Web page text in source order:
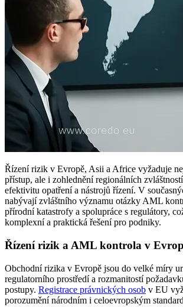
Řízení rizik v Evropě, Asii a Africe vyžaduje
přístup, ale i zohlednění regionálních
efektivitu opatření a nástrojů řízení. V
nabývají zvláštního významu otázky AML
přírodní katastrofy a spolupráce s regulátory,
komplexní a praktická řešení pro podniky.
Řízení rizik a AML kontrola v
Obchodní rizika v Evropě jsou do velké míry
regulatorního prostředí a rozmanitostí
postupy. Registrace právnických osob v EU
porozumění národním i celoevropským